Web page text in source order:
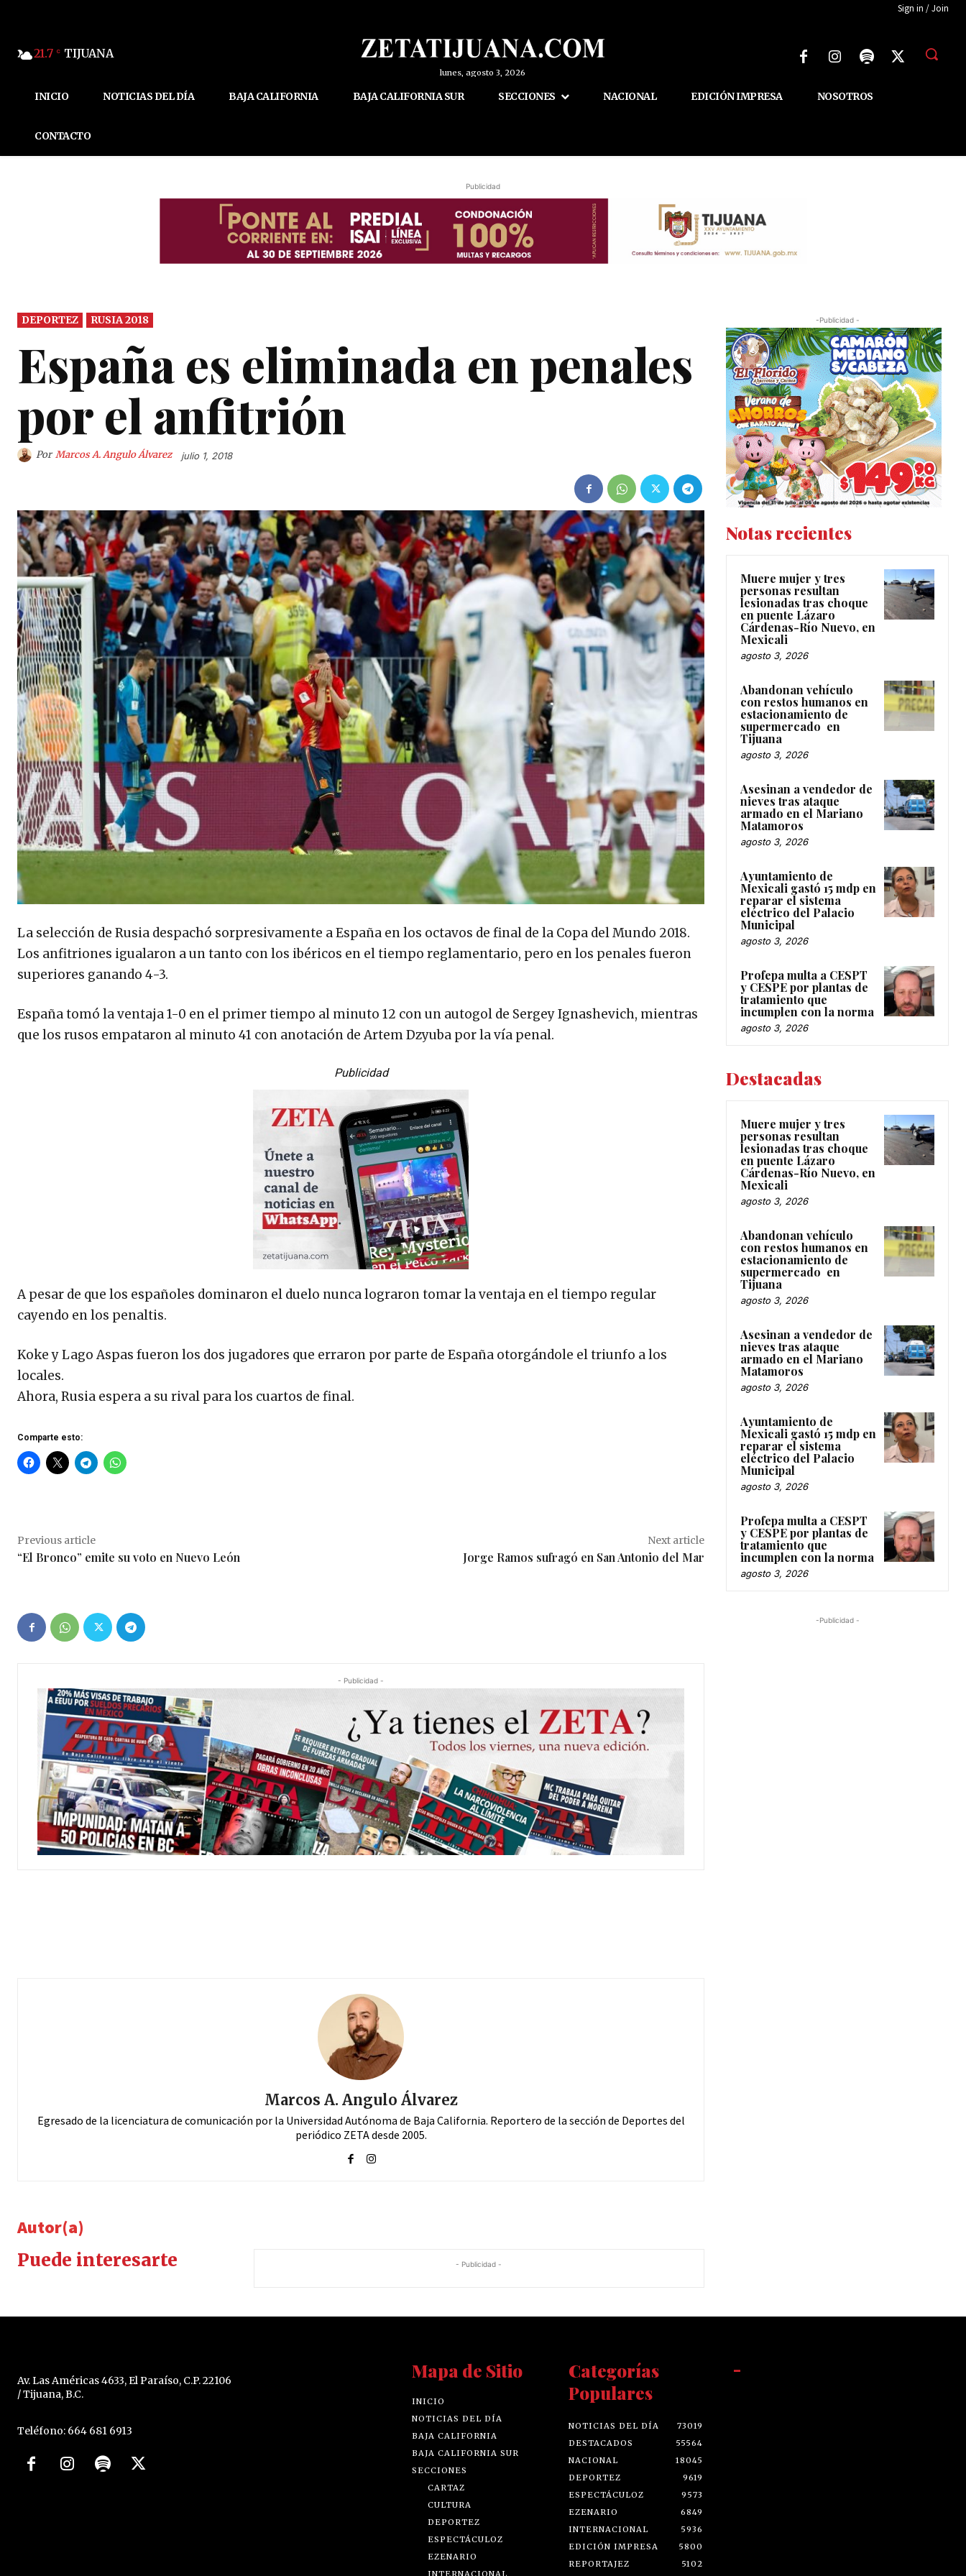
Sign in / Join
21.7 C TIJUANA
lunes, agosto 3, 2026
INICIO NOTICIAS DEL DÍA BAJA CALIFORNIA BAJA CALIFORNIA SUR SECCIONES NACIONAL EDICIÓN IMPRESA NOSOTROS
CONTACTO
Publicidad
DEPORTEZ RUSIA 2018
España es eliminada en penales
por el anfitrión
Por Marcos A. Angulo Álvarez julio 1, 2018
La selección de Rusia despachó sorpresivamente a España en los octavos de final de la Copa del Mundo 2018.
Los anfitriones igualaron a un tanto con los ibéricos en el tiempo reglamentario, pero en los penales fueron
superiores ganando 4-3.
España tomó la ventaja 1-0 en el primer tiempo al minuto 12 con un autogol de Sergey Ignashevich, mientras
que los rusos empataron al minuto 41 con anotación de Artem Dzyuba por la vía penal.
Publicidad
A pesar de que los españoles dominaron el duelo nunca lograron tomar la ventaja en el tiempo regular
cayendo en los penaltis.
Koke y Lago Aspas fueron los dos jugadores que erraron por parte de España otorgándole el triunfo a los
locales.
Ahora, Rusia espera a su rival para los cuartos de final.
Comparte esto:
Previous article
“El Bronco” emite su voto en Nuevo León
Next article
Jorge Ramos sufragó en San Antonio del Mar
- Publicidad -
Marcos A. Angulo Álvarez
Egresado de la licenciatura de comunicación por la Universidad Autónoma de Baja California. Reportero de la sección de Deportes del
periódico ZETA desde 2005.
Autor(a)
Puede interesarte
- Publicidad -
-Publicidad -
Notas recientes
Muere mujer y tres
personas resultan
lesionadas tras choque
en puente Lázaro
Cárdenas-Río Nuevo, en
Mexicali
agosto 3, 2026
Abandonan vehículo
con restos humanos en
estacionamiento de
supermercado en
Tijuana
agosto 3, 2026
Asesinan a vendedor de
nieves tras ataque
armado en el Mariano
Matamoros
agosto 3, 2026
Ayuntamiento de
Mexicali gastó 15 mdp en
reparar el sistema
eléctrico del Palacio
Municipal
agosto 3, 2026
Profepa multa a CESPT
y CESPE por plantas de
tratamiento que
incumplen con la norma
agosto 3, 2026
Destacadas
Muere mujer y tres
personas resultan
lesionadas tras choque
en puente Lázaro
Cárdenas-Río Nuevo, en
Mexicali
agosto 3, 2026
Abandonan vehículo
con restos humanos en
estacionamiento de
supermercado en
Tijuana
agosto 3, 2026
Asesinan a vendedor de
nieves tras ataque
armado en el Mariano
Matamoros
agosto 3, 2026
Ayuntamiento de
Mexicali gastó 15 mdp en
reparar el sistema
eléctrico del Palacio
Municipal
agosto 3, 2026
Profepa multa a CESPT
y CESPE por plantas de
tratamiento que
incumplen con la norma
agosto 3, 2026
-Publicidad -
Av. Las Américas 4633, El Paraíso, C.P. 22106
/ Tijuana, B.C.
Teléfono: 664 681 6913
Mapa de Sitio
INICIO
NOTICIAS DEL DÍA
BAJA CALIFORNIA
BAJA CALIFORNIA SUR
SECCIONES
CARTAZ
CULTURA
DEPORTEZ
ESPECTÁCULOZ
EZENARIO
Categorías
Populares
NOTICIAS DEL DÍA
73019
DESTACADOS
55564
NACIONAL
18045
DEPORTEZ
9619
ESPECTÁCULOZ
9573
EZENARIO
6849
INTERNACIONAL
5936
EDICIÓN IMPRESA
5800
REPORTAJEZ
5102
-